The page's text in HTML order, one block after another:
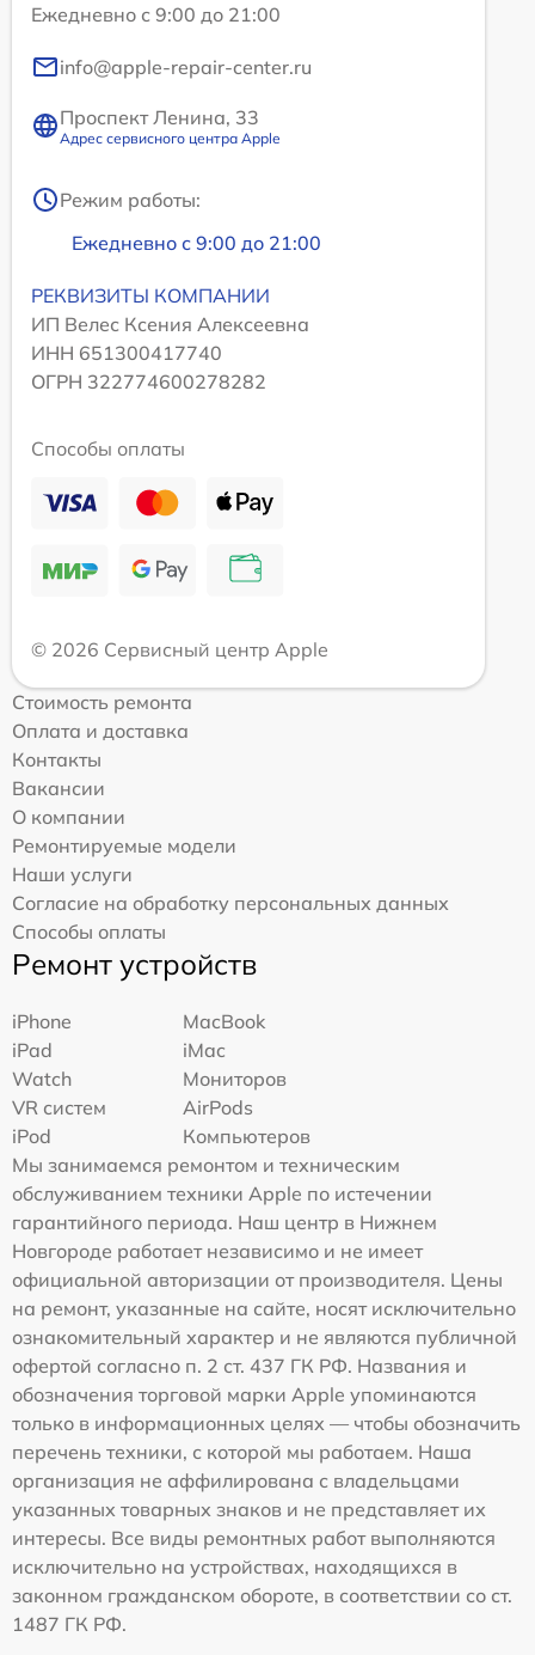
Ежедневно с 9:00 до 21:00
info@apple-repair-center.ru
Проспект Ленина, 33
Адрес сервисного центра Apple
Режим работы:
Ежедневно с 9:00 до 21:00
РЕКВИЗИТЫ КОМПАНИИ
ИП Велес Ксения Алексеевна
ИНН 651300417740
ОГРН 322774600278282
Способы оплаты
© 2026 Сервисный центр Apple
Стоимость ремонта
Оплата и доставка
Контакты
Вакансии
О компании
Ремонтируемые модели
Наши услуги
Согласие на обработку персональных данных
Способы оплаты
Ремонт устройств
iPhone
MacBook
iPad
iMac
Watch
Мониторов
VR систем
AirPods
iPod
Компьютеров
Мы занимаемся ремонтом и техническим
обслуживанием техники Apple по истечении
гарантийного периода. Наш центр в Нижнем
Новгороде работает независимо и не имеет
официальной авторизации от производителя. Цены
на ремонт, указанные на сайте, носят исключительно
ознакомительный характер и не являются публичной
офертой согласно п. 2 ст. 437 ГК РФ. Названия и
обозначения торговой марки Apple упоминаются
только в информационных целях — чтобы обозначить
перечень техники, с которой мы работаем. Наша
организация не аффилирована с владельцами
указанных товарных знаков и не представляет их
интересы. Все виды ремонтных работ выполняются
исключительно на устройствах, находящихся в
законном гражданском обороте, в соответствии со ст.
1487 ГК РФ.